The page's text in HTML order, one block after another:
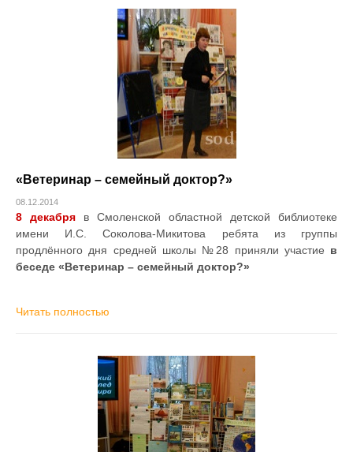
«Ветеринар – семейный доктор?»
08.12.2014
8 декабря в Смоленской областной детской библиотеке
имени И.С. Соколова-Микитова ребята из группы
продлённого дня средней школы №28 приняли участие в
беседе «Ветеринар – семейный доктор?»
Читать полностью